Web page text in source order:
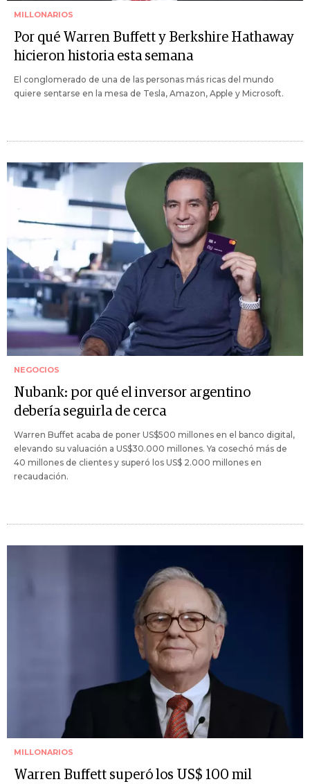
MILLONARIOS
Por qué Warren Buffett y Berkshire Hathaway
hicieron historia esta semana
El conglomerado de una de las personas más ricas del mundo
quiere sentarse en la mesa de Tesla, Amazon, Apple y Microsoft.
NEGOCIOS
Nubank: por qué el inversor argentino
debería seguirla de cerca
Warren Buffet acaba de poner US$500 millones en el banco digital,
elevando su valuación a US$30.000 millones. Ya cosechó más de
40 millones de clientes y superó los US$ 2.000 millones en
recaudación.
MILLONARIOS
Warren Buffett superó los US$ 100 mil